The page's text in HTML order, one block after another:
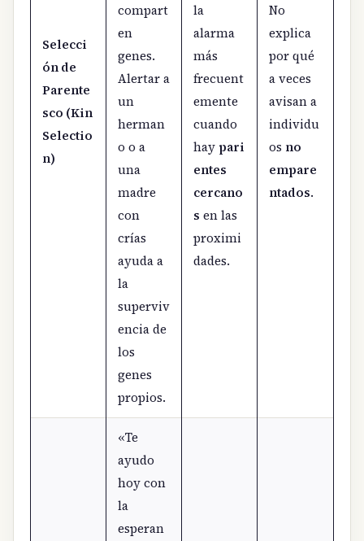
Selecci
ón de
Parente
sco (Kin
Selectio
n)
compart
en
genes.
Alertar a
un
herman
o o a
una
madre
con
crías
ayuda a
la
superviv
encia de
los
genes
propios.
la
alarma
más
frecuent
emente
cuando
hay pari
entes
cercano
s en las
proximi
dades.
No
explica
por qué
a veces
avisan a
individu
os no
empare
ntados.
«Te
ayudo
hoy con
la
esperan